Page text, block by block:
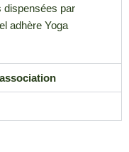
dispensées par
adhère Yoga